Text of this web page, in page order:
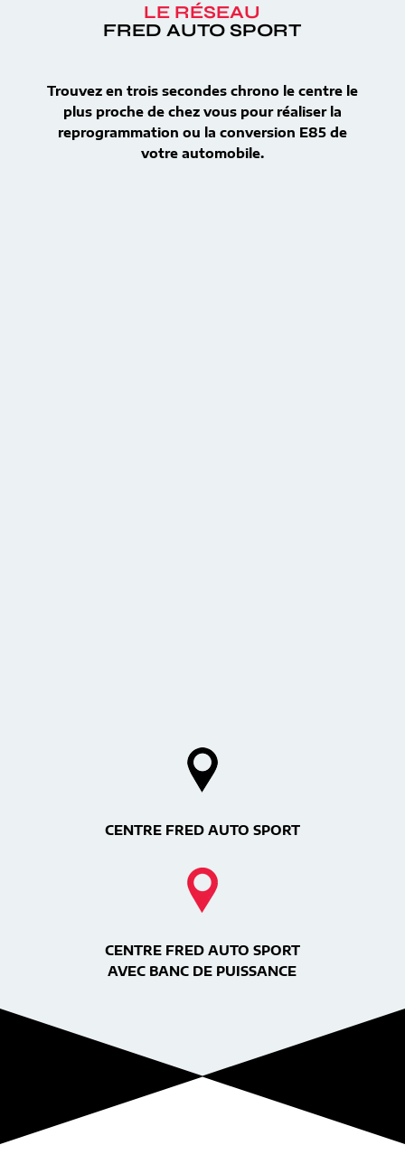
LE RÉSEAU
FRED AUTO SPORT
Trouvez en trois secondes chrono le centre le
plus proche de chez vous pour réaliser la
reprogrammation ou la conversion E85 de
votre automobile.
CENTRE FRED AUTO SPORT
CENTRE FRED AUTO SPORT
AVEC BANC DE PUISSANCE